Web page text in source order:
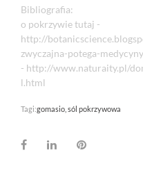
Bibliografia:
o pokrzywie tutaj -
http://
zwyczajna-potega-
- http://www.naturaity.pl/
l.html
Tagi:gomasio sól pokrzywowa
FacebookLinkedInPinterest